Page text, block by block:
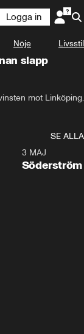
Logga in
Nöje Livsstil
slapp
mot Linköping.
SE ALLA
3 MAJ